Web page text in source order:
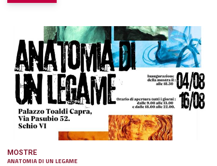
MOSTRE
ANATOMIA DI UN LEGAME